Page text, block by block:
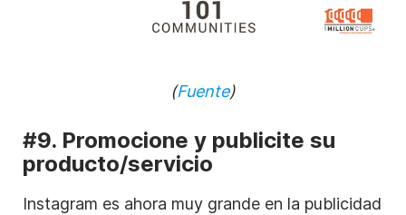
(Fuente)
#9. Promocione y publicite su
producto/servicio
Instagram es ahora muy grande en la publicidad